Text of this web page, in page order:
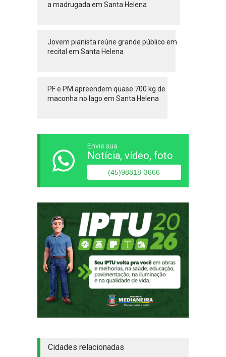
a madrugada em Santa Helena
Jovem pianista reúne grande público em
recital em Santa Helena
PF e PM apreendem quase 700 kg de
maconha no lago em Santa Helena
Envie sua
Notícia, vídeo, foto
(45)98818-3666
Cidades relacionadas